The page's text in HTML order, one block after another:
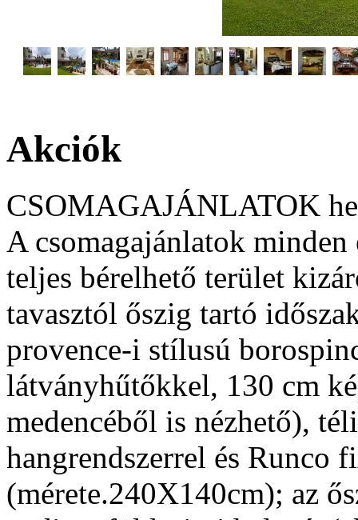
Akciók
CSOMAGAJÁNLATOK
A csomagajánlatok
teljes bérelhető terület
tavasztól őszig tartó
provence-i stílusú
látványhűtőkkel, 130 cm
medencéből is nézhető),
hangrendszerrel és Runco
(mérete.240X140cm); az